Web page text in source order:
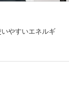
やすいエネルギ